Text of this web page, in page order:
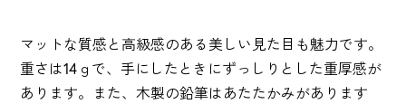
マットな質感と高級感のある美しい見た目も魅力です。
重さは14ｇで、手にしたときにずっしりとした重厚感が
あります。また、木製の鉛筆はあたたかみがあります